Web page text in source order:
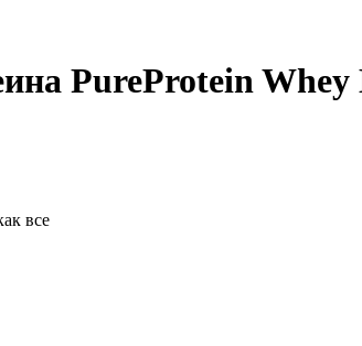
PureProtein
все